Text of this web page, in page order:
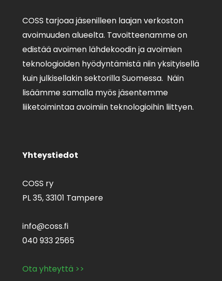
COSS tarjoaa jäsenilleen laajan verkoston
avoimuuden alueelta. Tavoitteenamme on
edistää avoimen lähdekoodin ja avoimien
teknologioiden hyödyntämistä niin yksityisellä
kuin julkisellakin sektorilla Suomessa. Näin
lisäämme samalla myös jäsentemme
liiketoimintaa avoimiin teknologioihin liittyen.
Yhteystiedot
COSS ry
PL 35,33101 Tampere
info@coss.fi
040 933 2565
Ota yhteyttä >>